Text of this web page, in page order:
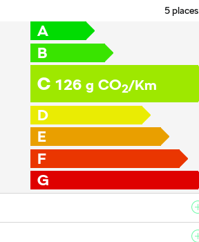
5 places
A
B
C126 g CO2/Km
D
E
F
G